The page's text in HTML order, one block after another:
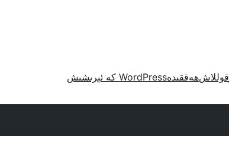
قوللاشھەققىدەWordPress كە ئېرىشىش